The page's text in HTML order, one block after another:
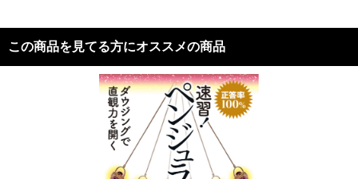
この商品を見てる方にオススメの商品